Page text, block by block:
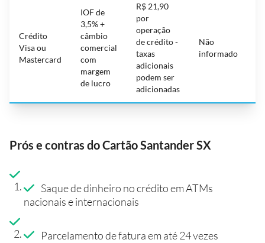
Crédito
Visa ou
Mastercard
IOF de
3,5% +
câmbio
comercial
com
margem
de lucro
R$ 21,90
por
operação
de crédito -
taxas
adicionais
podem ser
adicionadas
Não
informado
Prós e contras do Cartão Santander SX
Saque de dinheiro no crédito em ATMs
nacionais e internacionais
Parcelamento de fatura em até 24 vezes